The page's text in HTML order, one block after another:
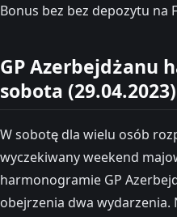
Bonus bez bez depozytu na
GP Azerbejdżanu
sobota (29.04.2023)
W sobotę dla wielu osób
wyczekiwany weekend
harmonogramie GP
obejrzenia dwa wydarzenia.